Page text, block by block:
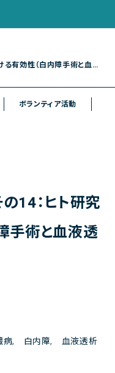
水素吸入療法の力 その14：ヒト研究における有効性（白内障手術と血液透析）
ボランティア活動
14：ヒト研究
手術と血液透
病, 白内障, 血液透析